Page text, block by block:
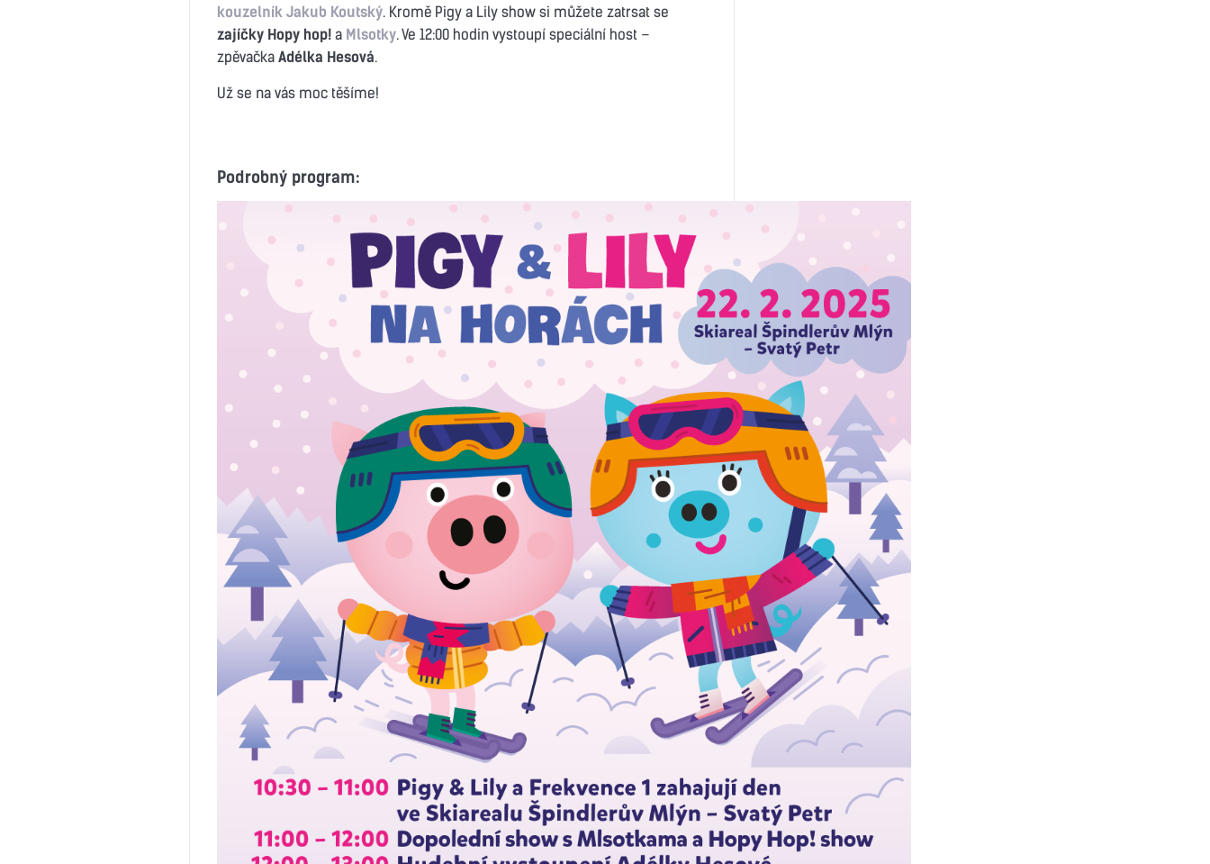
kouzelník Jakub Koutský. Kromě Pigy a Lily show si můžete zatrsat se
zajíčky Hopy hop!a Mlsotky. Ve 12:00 hodin vystoupí speciální host –
zpěvačkaAdélka Hesová.
Už se na vás moc těšíme!
Podrobný program: